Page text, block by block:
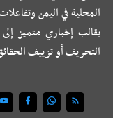
المحلية في اليمن
بقالب إخباري متميز
التحريف أو تزييف